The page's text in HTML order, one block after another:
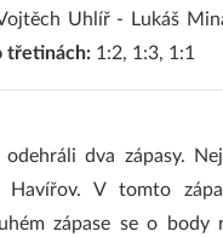
Uhlíř - Lukáš
třetinách: 1:2, 1:3, 1:1
dva zápasy.
Havířov. V tomto
zápase se o body